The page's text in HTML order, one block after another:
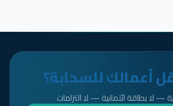
أعمالك للسحابة؟